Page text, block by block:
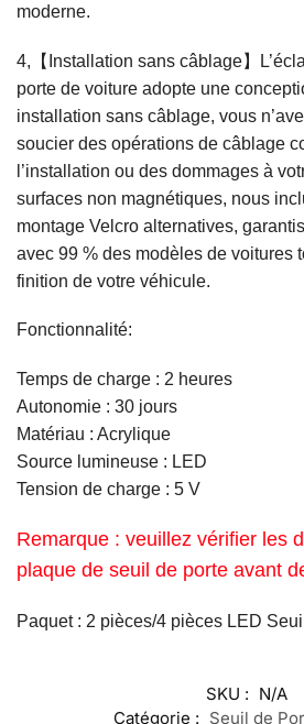
moderne.
4,【Installation sans câblage】
porte de voiture adopte une
installation sans câblage, vous
soucier des opérations de câblage
l’installation ou des dommages à
surfaces non magnétiques, nous
montage Velcro alternatives,
avec 99 % des modèles de voitures
finition de votre véhicule.
Fonctionnalité:
Temps de charge : 2 heures
Autonomie : 30 jours
Matériau : Acrylique
Source lumineuse : LED
Tension de charge : 5 V
Remarque : veuillez vérifier les
plaque de seuil de porte avant
Paquet : 2 pièces/4 pièces LED
SKU : N/A
Catégorie : Seuil de